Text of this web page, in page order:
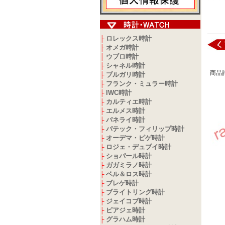
├ ロレックス時計
├ オメガ時計
├ ウブロ時計
├ シャネル時計
├ ブルガリ時計
├ フランク・ミュラー時計
├ IWC時計
├ カルティエ時計
├ エルメス時計
├ パネライ時計
├ パテック・フィリップ時計
├ オーデマ・ピゲ時計
├ ロジェ・デュブイ時計
├ ショパール時計
├ ガガミラノ時計
├ ベル＆ロス時計
├ ブレゲ時計
├ ブライトリング時計
├ ジェイコブ時計
├ ピアジェ時計
├ グラハム時計
商品